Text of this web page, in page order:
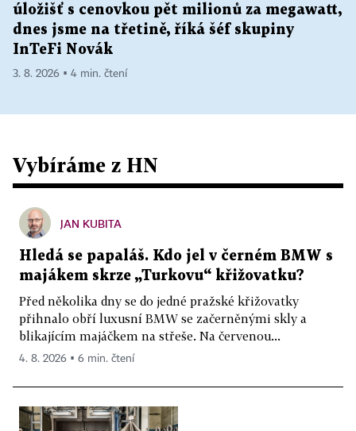
úložišť s cenovkou pět milionů za megawatt,
dnes jsme na třetině, říká šéf skupiny
InTeFi Novák
3. 8. 2026 ▪ 4 min. čtení
Vybíráme z HN
JAN KUBITA
Hledá se papaláš. Kdo jel v černém BMW s
majákem skrze „Turkovu“ křižovatku?
Před několika dny se do jedné pražské křižovatky
přihnalo obří luxusní BMW se začerněnými skly a
blikajícím majáčkem na střeše. Na červenou...
4. 8. 2026 ▪ 6 min. čtení